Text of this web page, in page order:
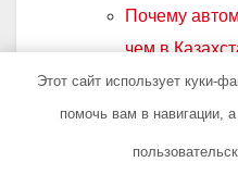
Почему
чем в
Почему ваш
медленно от
как это
Почему
Этот сайт использует куки-
помочь вам в навигации,